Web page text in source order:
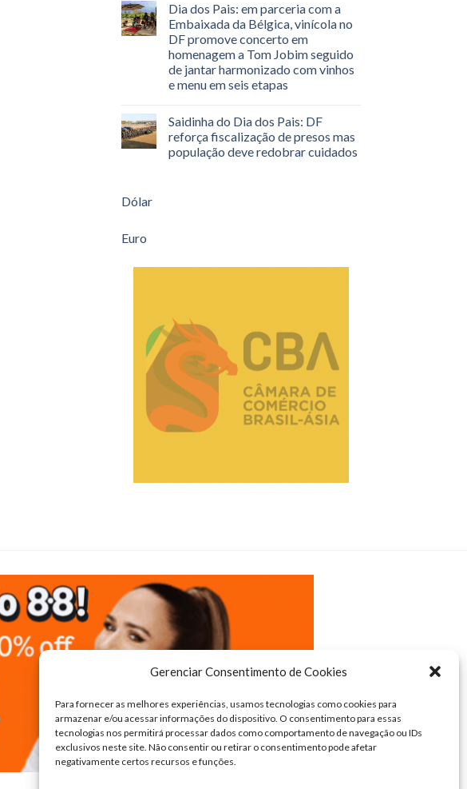
Gerenciar Consentimento de Cookies
Para fornecer as melhores experiências, usamos tecnologias como cookies para
armazenar e/ou acessar informações do dispositivo. O consentimento para essas
tecnologias nos permitirá processar dados como comportamento de navegação ou IDs
exclusivos neste site. Não consentir ou retirar o consentimento pode afetar
negativamente certos recursos e funções.
Dia dos Pais: em parceria com a
Embaixada da Bélgica, vinícola no
DF promove concerto em
homenagem a Tom Jobim seguido
de jantar harmonizado com vinhos
e menu em seis etapas
Saidinha do Dia dos Pais: DF
reforça fiscalização de presos mas
população deve redobrar cuidados
Dólar
Euro